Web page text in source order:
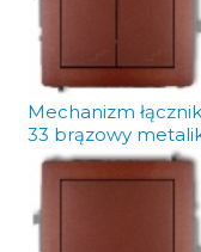
Mechanizm
33 brązowy